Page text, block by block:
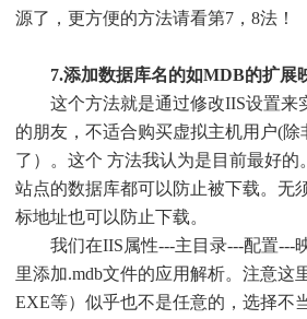
源了，更方便的方法请看第7，8法！
7.添加数据库名的如MDB的扩展
这个方法就是通过修改IIS设置来
的朋友，不适合购买虚拟主机用户(除
了）。这个 方法我认为是目前最好的
站点的数据库都可以防止被下载。无
标地址也可以防止下载。
我们在IIS属性---主目录---配置---
里添加.mdb文件的应用解析。注意这
EXE等）似乎也不是任意的，选择不